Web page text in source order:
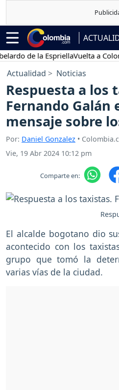
de la EspriellaVuelta a Colombia
Actualidad Noticias
Respuesta a los
Fernando Galán
mensaje sobre
Por: Daniel Gonzalez •
Vie, 19 Abr 2024 10:12 pm
Comparte en:
El alcalde bogotano dio
acontecido con los
grupo que tomó la
varias vías de la ciudad.